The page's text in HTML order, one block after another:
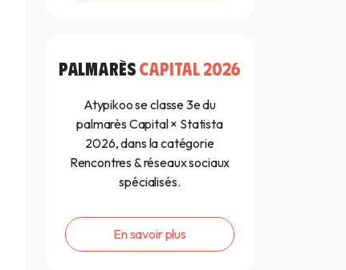
PALMARÈSCAPITAL 2026
Atypikoo se classe 3e du
palmarès Capital × Statista
2026, dans la catégorie
Rencontres & réseaux sociaux
spécialisés.
En savoir plus